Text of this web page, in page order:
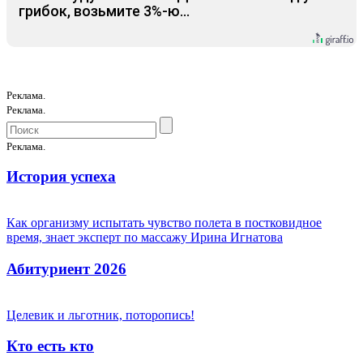
грибок, возьмите 3%-ю…
Реклама.
Реклама.
Реклама.
История успеха
Как организму испытать чувство полета в постковидное
время, знает эксперт по массажу Ирина Игнатова
Абитуриент 2026
Целевик и льготник, поторопись!
Кто есть кто